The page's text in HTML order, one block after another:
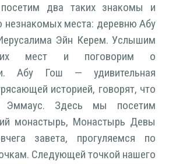
два таких знакомы и
незнакомых места: деревню Абу
Эйн Керем. Услышим
мест и поговорим о
Абу Гош — удивительная
историей, говорят, что
Здесь мы посетим
монастырь, Монастырь Девы
завета, прогуляемся по
Следующей точкой нашего